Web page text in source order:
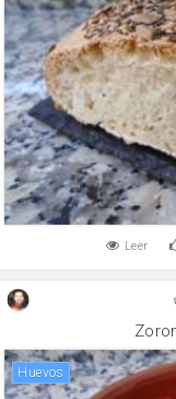
Leer
huevos